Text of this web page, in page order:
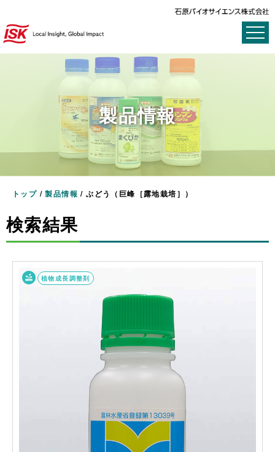
製品情報
トップ /製品情報 /ぶどう（巨峰［露地栽培］）
検索結果
植物成長調整剤